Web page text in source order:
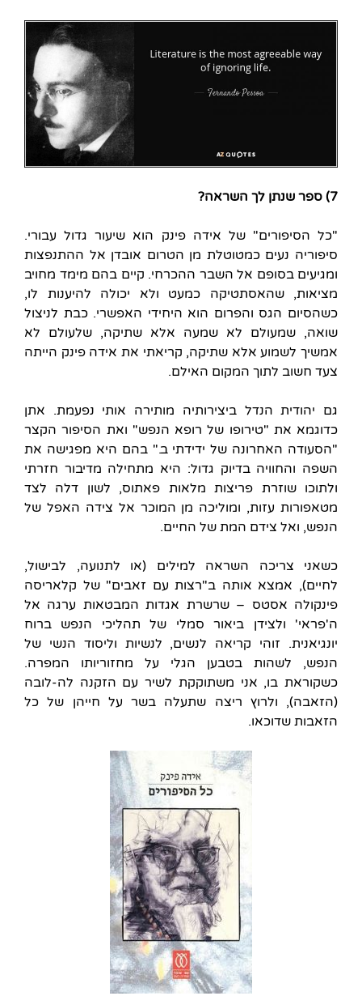
7) ספר שנתן לך השראה?
"כל הסיפורים" של אידה פינק הוא שיעור גדול עבורי.
סיפוריה נעים כמטוטלת מן הטרום אובדן אל ההתנפצות
ומגיעים בסופם אל השבר ההכרחי. קיים בהם מימד מחויב
מציאות, שהאסתטיקה כמעט ולא יכולה להיענות לו,
כשהסיום הגס והפרום הוא היחידי האפשרי. כבת לניצול
שואה, שמעולם לא שמעה אלא שתיקה, שלעולם לא
אמשיך לשמוע אלא שתיקה, קריאתי את אידה פינק הייתה
צעד חשוב לתוך המקום האילם.
גם יהודית הנדל ביצירותיה מותירה אותי נפעמת. אתן
כדוגמא את "טירופו של רופא הנפש" ואת הסיפור הקצר
"הסעודה האחרונה של ידידתי ב." בהם היא מפגישה את
השפה והחוויה בדיוק גדול: היא מתחילה מדיבור חזרתי
ולתוכו שוזרת פריצות מלאות פאתוס, לשון דלה לצד
מטאפורות עזות, ומוליכה מן המוכר אל צידה האפל של
הנפש, ואל צידם המת של החיים.
כשאני צריכה השראה למילים (או לתנועה, לבישול,
לחיים), אמצא אותה ב"רצות עם זאבים" של קלאריסה
פינקולה אסטס – שרשרת אגדות המבטאות ערגה אל
ה'פראי' ולצידן ביאור סמלי של תהליכי הנפש ברוח
יונגיאנית. זוהי קריאה לנשים, לנשיות וליסוד הנשי של
הנפש, לשהות בטבען הגלי על מחזוריותו המפרה.
כשקוראת בו, אני משתוקקת לשיר עם הזקנה לה-לובה
(הזאבה), ולרוץ ריצה שתעלה בשר על חייהן של כל
הזאבות שדוכאו.